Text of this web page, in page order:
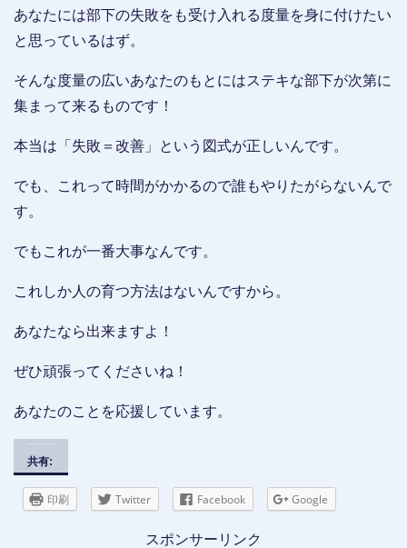
あなたには部下の失敗をも受け入れる度量を身に付けたい
と思っているはず。
そんな度量の広いあなたのもとにはステキな部下が次第に
集まって来るものです！
本当は「失敗＝改善」という図式が正しいんです。
でも、これって時間がかかるので誰もやりたがらないんで
す。
でもこれが一番大事なんです。
これしか人の育つ方法はないんですから。
あなたなら出来ますよ！
ぜひ頑張ってくださいね！
あなたのことを応援しています。
共有:
印刷 Twitter Facebook Google
スポンサーリンク